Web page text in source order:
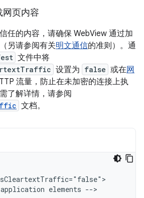
网页内容
任的内容，请确保 WebView 通过加
另请参阅有关明文通信的准则）。通
文件中将
设置为 false 或在网
流量，防止在未加密的连接上执
了解详情，请参阅
文档。
application elements -->